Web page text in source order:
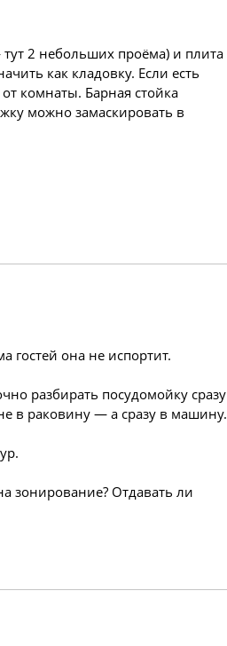
2 небольших проёма) и плита
как кладовку. Если есть
комнаты. Барная стойка
можно замаскировать в
гостей она не испортит.
разбирать посудомойку сразу
в раковину — а сразу в машину.
зонирование? Отдавать ли